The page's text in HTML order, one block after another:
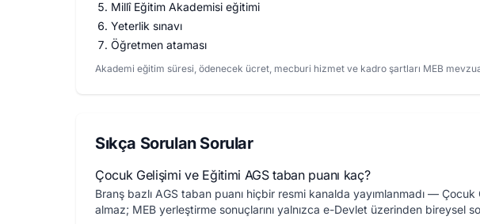
Millî Eğitim Akademisi eğitimi
Yeterlik sınavı
Öğretmen ataması
Akademi eğitim süresi, ödenecek ücret, mecburi hizmet ve kadro şartları MEB
Sıkça Sorulan Sorular
Çocuk Gelişimi ve Eğitimi AGS taban puanı kaç?
Branş bazlı AGS taban puanı hiçbir resmi kanalda yayımlanmadı —
almaz; MEB yerleştirme sonuçlarını yalnızca e-Devlet üzerinden bireysel